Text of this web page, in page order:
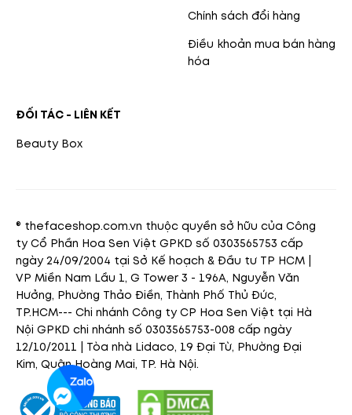
Chính sách đổi hàng
Điều khoản mua bán hàng
hóa
ĐỐI TÁC - LIÊN KẾT
Beauty Box
® thefaceshop.com.vn thuộc quyền sở hữu của Công
ty Cổ Phần Hoa Sen Việt GPKD số 0303565753 cấp
ngày 24/09/2004 tại Sở Kế hoạch & Đầu tư TP HCM |
VP Miền Nam Lầu 1, G Tower 3 - 196A, Nguyễn Văn
Hưởng, Phường Thảo Điền, Thành Phố Thủ Đức,
TP.HCM--- Chi nhánh Công ty CP Hoa Sen Việt tại Hà
Nội GPKD chi nhánh số 0303565753-008 cấp ngày
12/10/2011 | Tòa nhà Lidaco, 19 Đại Từ, Phường Đại
Kim, Quận Hoàng Mai, TP. Hà Nội.